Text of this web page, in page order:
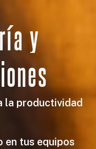
y
la productividad
en tus equipos